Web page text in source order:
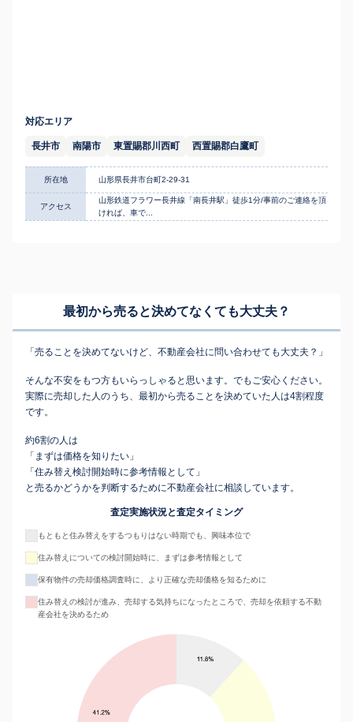
対応エリア
長井市 南陽市 東置賜郡川西町 西置賜郡白鷹町
所在地 山形県長井市台町2-29-31
アクセス
山形鉄道フラワー長井線「南長井駅」徒歩1分/事前のご連絡を頂
ければ、車で...
最初から売ると決めてなくても大丈夫？
「売ることを決めてないけど、不動産会社に問い合わせても大丈夫？」
そんな不安をもつ方もいらっしゃると思います。でもご安心ください。
実際に売却した人のうち、最初から売ることを決めていた人は4割程度
です。
約6割の人は
「まずは価格を知りたい」
「住み替え検討開始時に参考情報として」
と売るかどうかを判断するために不動産会社に相談しています。
査定実施状況と査定タイミング
もともと住み替えをするつもりはない時期でも、興味本位で
住み替えについての検討開始時に、まずは参考情報として
保有物件の売却価格調査時に、より正確な売却価格を知るために
住み替えの検討が進み、売却する気持ちになったところで、売却を依頼する不動
産会社を決めるため